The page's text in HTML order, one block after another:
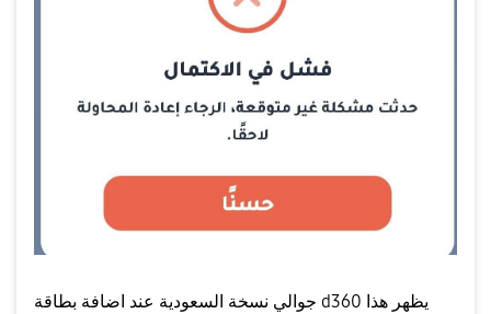
جوالي نسخة السعودية عند اضافة بطاقة d360 يظهر هذا